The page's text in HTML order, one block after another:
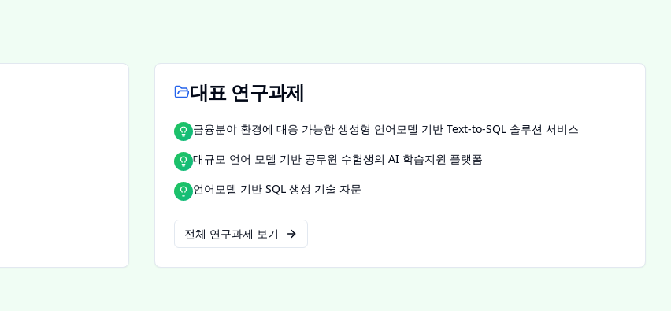
대표 연구과제
금융분야 환경에 대응 가능한 생성형 언어모델 기반 Text-to-SQL 솔루션 서비스
대규모 언어 모델 기반 공무원 수험생의 AI 학습지원 플랫폼
언어모델 기반 SQL 생성 기술 자문
전체 연구과제 보기